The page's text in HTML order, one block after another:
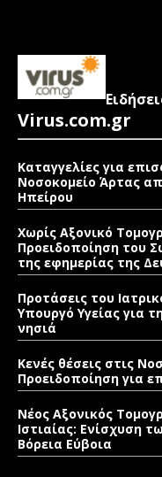
Virus.com.gr
Καταγγελίες για
Νοσοκομείο Άρτας
Ηπείρου
Χωρίς Αξονικό
Προειδοποίηση του
της εφημερίας της
Προτάσεις του
Υπουργό Υγείας για
νησιά
Κενές θέσεις στις
Προειδοποίηση για
Νέος Αξονικός
Ιστιαίας: Ενίσχυση
Βόρεια Εύβοια